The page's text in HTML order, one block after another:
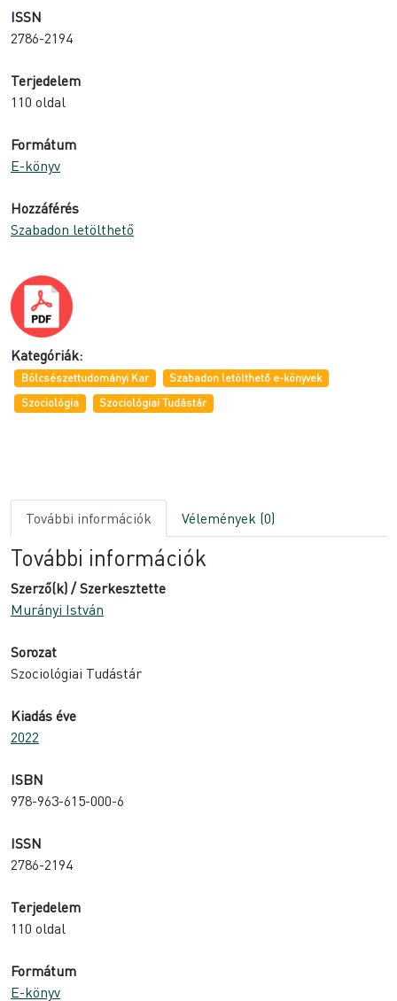
ISSN
2786-2194
Terjedelem
110 oldal
Formátum
E-könyv
Hozzáférés
Szabadon letölthető
Kategóriák:
Bölcsészettudományi Kar
Szabadon letölthető e-könyvek
Szociológia
Szociológiai Tudástár
További információk Vélemények (0)
További információk
Szerző(k) / Szerkesztette
Murányi István
Sorozat
Szociológiai Tudástár
Kiadás éve
2022
ISBN
978-963-615-000-6
ISSN
2786-2194
Terjedelem
110 oldal
Formátum
E-könyv